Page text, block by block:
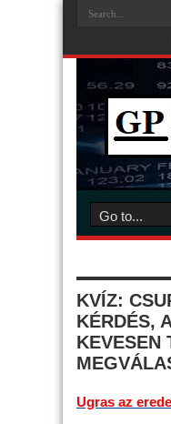
KVÍZ:
KÉRDÉS,
KEVESEN
Ugras az